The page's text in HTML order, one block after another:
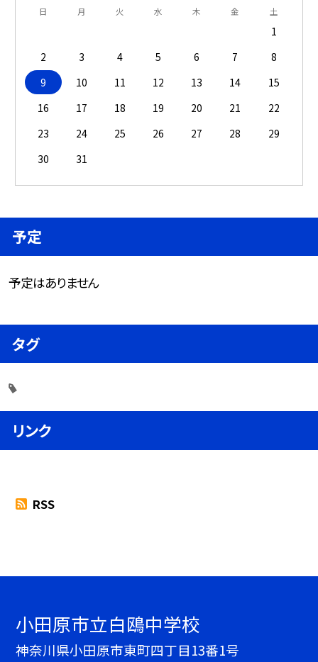
日 月 火 水 木 金 土
1
2
3 4 5 6 7
8
9
10 11 12 13 14
15
16
17 18 19 20 21
22
23
24 25 26 27 28
29
30
31
予定
予定はありません
タグ
リンク
RSS
小田原市立白鴎中学校
神奈川県小田原市東町四丁目13番1号